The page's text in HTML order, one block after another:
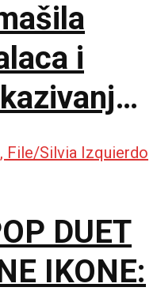
i
DUET
IKONE: